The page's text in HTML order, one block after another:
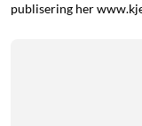
publisering her